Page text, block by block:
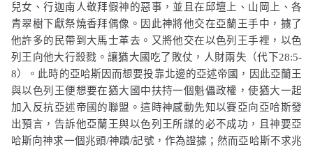
兒女、行迦南人敬拜假神的惡事，並且在邱壇上、山岡上、各
青翠樹下獻祭燒香拜偶像。因此神將他交在亞蘭王手中，擄了
他許多的民帶到大馬士革去。又將他交在以色列王手裡，以色
列王向他大行殺戮。讓猶大國吃了敗仗，人財兩失（代下28:5-
8）。此時的亞哈斯因而想要投靠北邊的亞述帝國，因此亞蘭王
與以色列王便想要在猶大國中扶持一個魁儡政權，使猶大一起
加入反抗亞述帝國的聯盟。這時神感動先知以賽亞向亞哈斯發
出預言，告訴他亞蘭王與以色列王所謀的必不成功，且神要亞
哈斯向神求一個兆頭/神蹟/記號，作為證據；然而亞哈斯不求兆